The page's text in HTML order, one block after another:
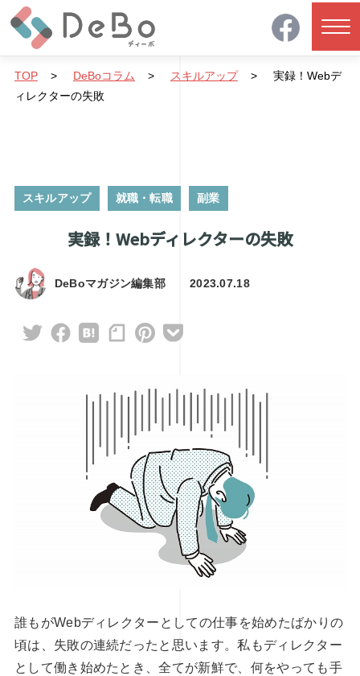
ションの視点から探るデジタ
オンラインで学べる！WEBディ
須スキルの完全ガイド
2024.12.27
TOP> DeBoコラム > スキルアップ> 実録！Webデ
ィレクターの失敗
スキルアップ 就職・転職 副業
実録！Webディレクターの失敗
DeBoマガジン編集部 2023.07.18
誰もがWebディレクターとしての仕事を始めたばかりの
頃は、失敗の連続だったと思います。私もディレクター
として働き始めたとき、全てが新鮮で、何をやっても手